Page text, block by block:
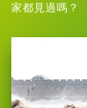
家都見過嗎？